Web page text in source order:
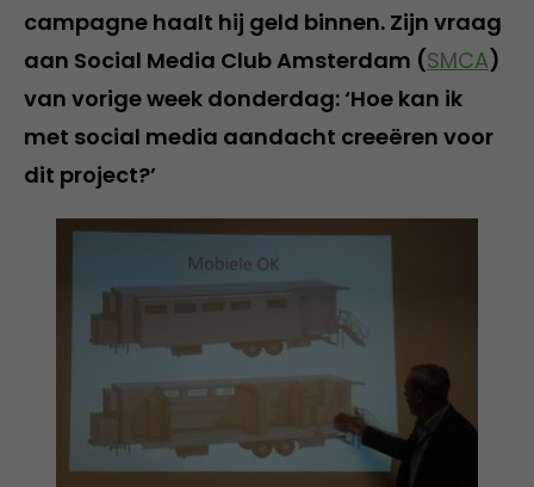
campagne haalt hij geld binnen. Zijn vraag
aan Social Media Club Amsterdam (SMCA)
van vorige week donderdag: ‘Hoe kan ik
met social media aandacht creeëren voor
dit project?’